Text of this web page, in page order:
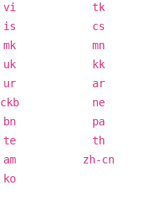
vi
tk
is
cs
mk
mn
uk
kk
ur
ar
ckb
ne
bn
pa
te
th
am
zh-cn
ko